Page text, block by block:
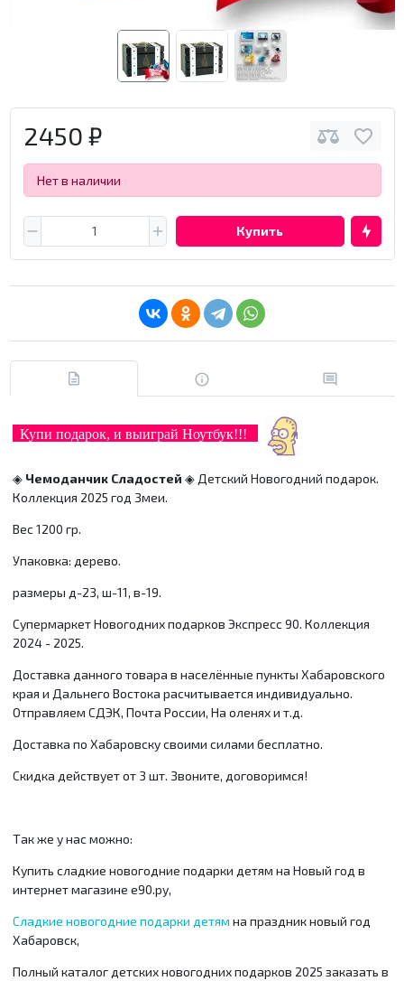
2450 ₽
Нет в наличии
Купить
Купи подарок, и выиграй Ноутбук!!!
◈ Чемоданчик Сладостей ◈ Детский Новогодний подарок.
Коллекция 2025 год Змеи.
Вес 1200 гр.
Упаковка: дерево.
размеры д-23, ш-11, в-19.
Супермаркет Новогодних подарков Экспресс 90. Коллекция
2024 - 2025.
Доставка данного товара в населённые пункты Хабаровского
края и Дальнего Востока расчитывается индивидуально.
Отправляем СДЭК, Почта России, На оленях и т.д.
Доставка по Хабаровску своими силами бесплатно.
Скидка действует от 3 шт. Звоните, договоримся!
Так же у нас можно:
Купить сладкие новогодние подарки детям на Новый год в
интернет магазине е90.ру,
Сладкие новогодние подарки детям на праздник новый год
Хабаровск,
Полный каталог детских новогодних подарков 2025 заказать в